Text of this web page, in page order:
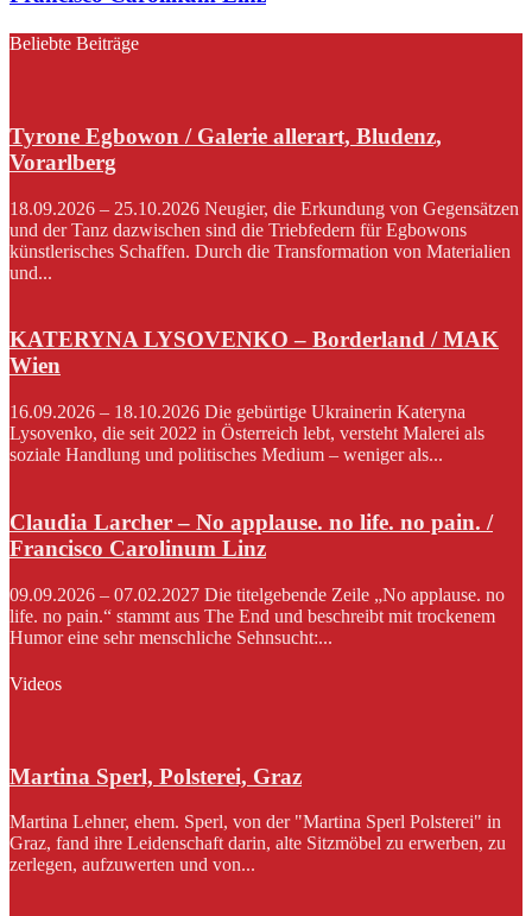
Beliebte Beiträge
Tyrone Egbowon / Galerie allerart, Bludenz,
Vorarlberg
18.09.2026 – 25.10.2026 Neugier, die Erkundung von Gegensätzen
und der Tanz dazwischen sind die Triebfedern für Egbowons
künstlerisches Schaffen. Durch die Transformation von Materialien
und...
KATERYNA LYSOVENKO – Borderland / MAK
Wien
16.09.2026 – 18.10.2026 Die gebürtige Ukrainerin Kateryna
Lysovenko, die seit 2022 in Österreich lebt, versteht Malerei als
soziale Handlung und politisches Medium – weniger als...
Claudia Larcher – No applause. no life. no pain. /
Francisco Carolinum Linz
09.09.2026 – 07.02.2027 Die titelgebende Zeile „No applause. no
life. no pain.“ stammt aus The End und beschreibt mit trockenem
Humor eine sehr menschliche Sehnsucht:...
Videos
Martina Sperl, Polsterei, Graz
Martina Lehner, ehem. Sperl, von der "Martina Sperl Polsterei" in
Graz, fand ihre Leidenschaft darin, alte Sitzmöbel zu erwerben, zu
zerlegen, aufzuwerten und von...